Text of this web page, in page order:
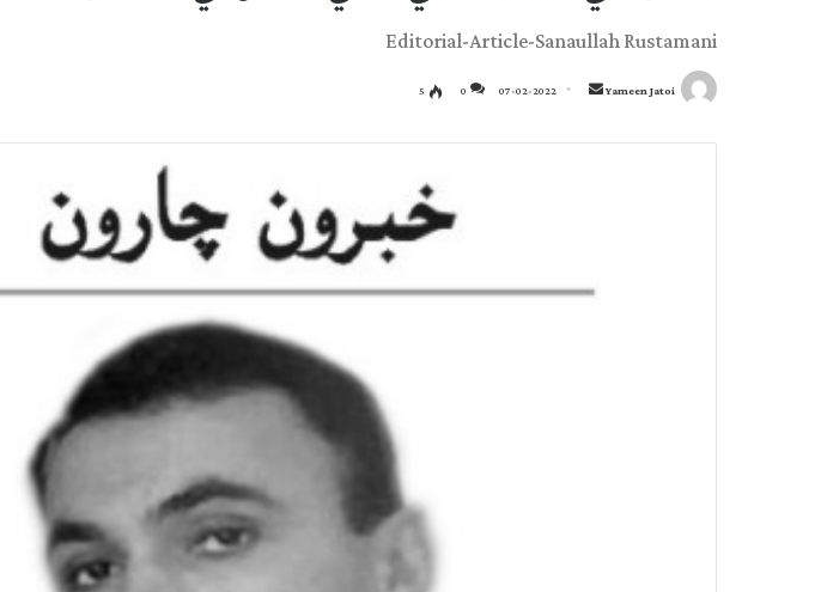
Editorial-Article-Sanaullah Rustamani
Yameen Jatoi
Send
email
07-02-2022
0
5